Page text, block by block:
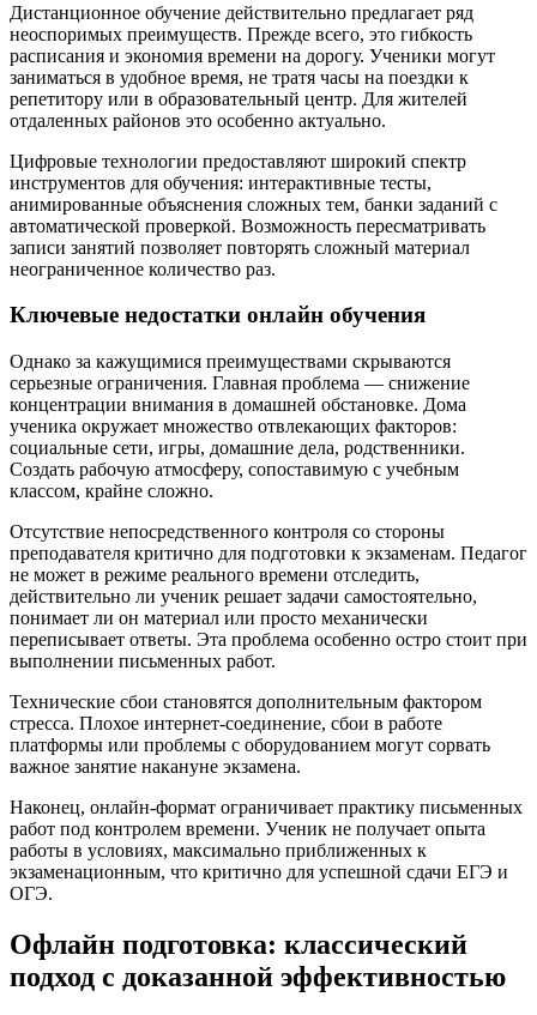
Дистанционное обучение действительно предлагает ряд
неоспоримых преимуществ. Прежде всего, это гибкость
расписания и экономия времени на дорогу. Ученики могут
заниматься в удобное время, не тратя часы на поездки к
репетитору или в образовательный центр. Для жителей
отдаленных районов это особенно актуально.
Цифровые технологии предоставляют широкий спектр
инструментов для обучения: интерактивные тесты,
анимированные объяснения сложных тем, банки заданий с
автоматической проверкой. Возможность пересматривать
записи занятий позволяет повторять сложный материал
неограниченное количество раз.
Ключевые недостатки онлайн обучения
Однако за кажущимися преимуществами скрываются
серьезные ограничения. Главная проблема — снижение
концентрации внимания в домашней обстановке. Дома
ученика окружает множество отвлекающих факторов:
социальные сети, игры, домашние дела, родственники.
Создать рабочую атмосферу, сопоставимую с учебным
классом, крайне сложно.
Отсутствие непосредственного контроля со стороны
преподавателя критично для подготовки к экзаменам. Педагог
не может в режиме реального времени отследить,
действительно ли ученик решает задачи самостоятельно,
понимает ли он материал или просто механически
переписывает ответы. Эта проблема особенно остро стоит при
выполнении письменных работ.
Технические сбои становятся дополнительным фактором
стресса. Плохое интернет-соединение, сбои в работе
платформы или проблемы с оборудованием могут сорвать
важное занятие накануне экзамена.
Наконец, онлайн-формат ограничивает практику письменных
работ под контролем времени. Ученик не получает опыта
работы в условиях, максимально приближенных к
экзаменационным, что критично для успешной сдачи ЕГЭ и
ОГЭ.
Офлайн подготовка: классический
подход с доказанной эффективностью